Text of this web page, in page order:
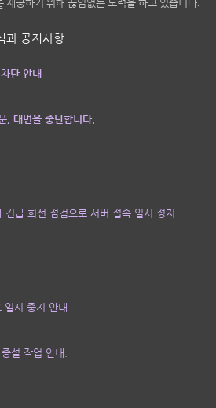
과 공지사항
단 안내
, 대면을 중단합니다.
급 회선 점검으로 서버 접속 일시 정지
시 중지 안내.
설 작업 안내.